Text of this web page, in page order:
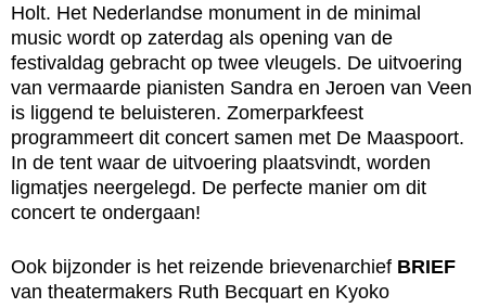
Holt. Het Nederlandse monument in de minimal
music wordt op zaterdag als opening van de
festivaldag gebracht op twee vleugels. De uitvoering
van vermaarde pianisten Sandra en Jeroen van Veen
is liggend te beluisteren. Zomerparkfeest
programmeert dit concert samen met De Maaspoort.
In de tent waar de uitvoering plaatsvindt, worden
ligmatjes neergelegd. De perfecte manier om dit
concert te ondergaan!
Ook bijzonder is het reizende brievenarchief BRIEF
van theatermakers Ruth Becquart en Kyoko